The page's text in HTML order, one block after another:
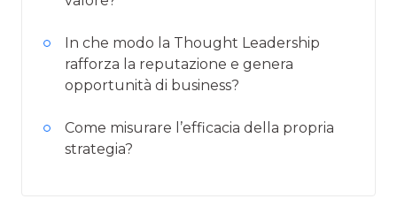
In che modo la Thought Leadership
rafforza la reputazione e genera
opportunità di business?
Come misurare l’efficacia della propria
strategia?